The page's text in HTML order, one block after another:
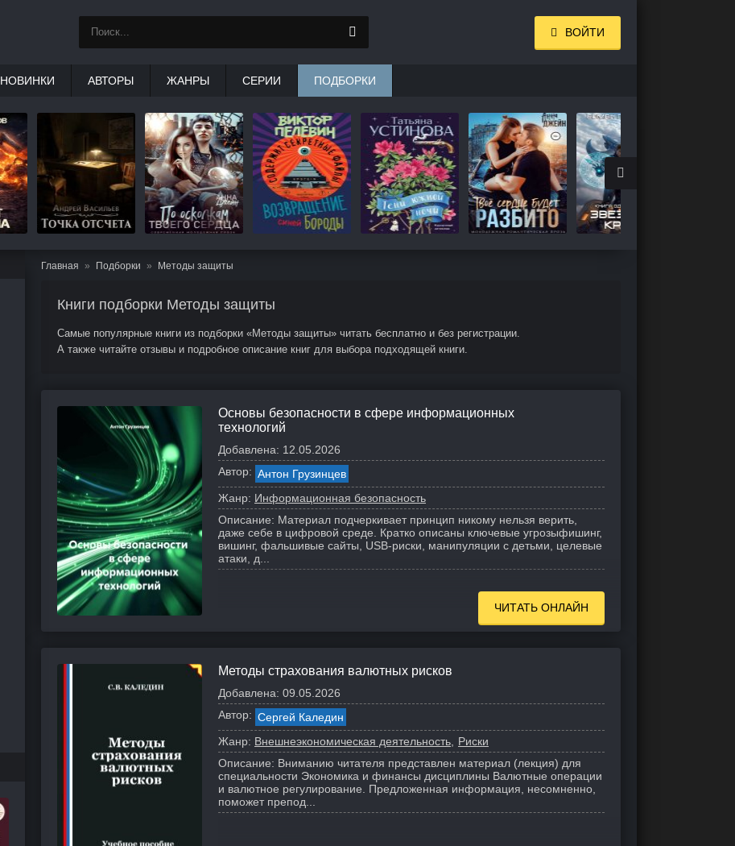
Главная Подборки Методы защиты
Книги подборки Методы защиты
Самые популярные книги из подборки «Методы защиты» читать бесплатно и без регистрации.
А также читайте отзывы и подробное описание книг для выбора подходящей книги.
Основы безопасности в сфере информационных
технологий
Добавлена: 12.05.2026
Автор: Антон Грузинцев
Жанр: Информационная безопасность
Описание: Материал подчеркивает принцип никому нельзя верить,
даже себе в цифровой среде. Кратко описаны ключевые угрозыфишинг,
вишинг, фальшивые сайты, USB-риски, манипуляции с детьми, целевые
атаки, д...
ЧИТАТЬ ОНЛАЙН
Методы страхования валютных рисков
Добавлена: 09.05.2026
Автор: Сергей Каледин
Жанр: Внешнеэкономическая деятельность
Риски
Описание: Вниманию читателя представлен материал (лекция) для
специальности Экономика и финансы дисциплины Валютные операции
и валютное регулирование. Предложенная информация, несомненно,
поможет препод...
ВОЙТИ
НОВИНКИ АВТОРЫ ЖАНРЫ СЕРИИ ПОДБОРКИ